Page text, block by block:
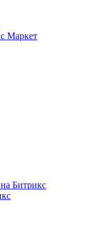
Маркет
Битрикс